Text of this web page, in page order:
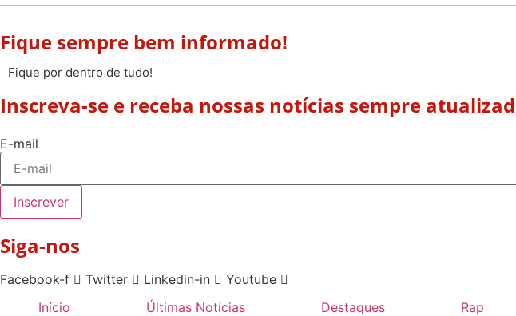
Fique sempre bem informado!
Fique por dentro de tudo!
Inscreva-se e receba nossas notícias sempre
E-mail
Inscrever
Siga-nos
Facebook-f Twitter Linkedin-in
Youtube
Início
Últimas Notícias Destaques Rap